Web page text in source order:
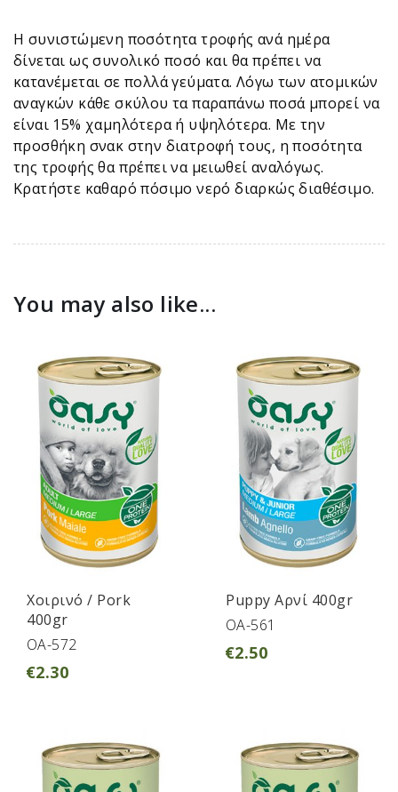
Η συνιστώμενη ποσότητα τροφής ανά ημέρα
δίνεται ως συνολικό ποσό και θα πρέπει να
κατανέμεται σε πολλά γεύματα. Λόγω των ατομικών
αναγκών κάθε σκύλου τα παραπάνω ποσά μπορεί να
είναι 15% χαμηλότερα ή υψηλότερα. Με την
προσθήκη σνακ στην διατροφή τους, η ποσότητα
της τροφής θα πρέπει να μειωθεί αναλόγως.
Κρατήστε καθαρό πόσιμο νερό διαρκώς διαθέσιμο.
You may also like...
Χοιρινό / Pork
400gr
OA-572
€2.30
Puppy Αρνί 400gr
OA-561
€2.50